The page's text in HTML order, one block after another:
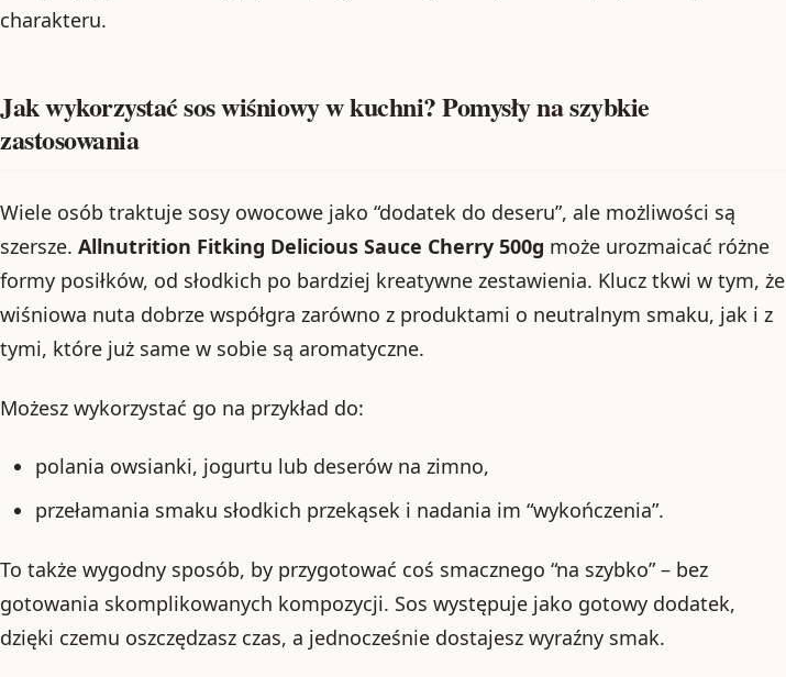
charakteru.
Jak wykorzystać sos wiśniowy w kuchni? Pomysły na szybkie
zastosowania
Wiele osób traktuje sosy owocowe jako “dodatek do deseru”, ale możliwości są
szersze. Allnutrition Fitking Delicious Sauce Cherry 500g może urozmaicać różne
formy posiłków, od słodkich po bardziej kreatywne zestawienia. Klucz tkwi w tym, że
wiśniowa nuta dobrze współgra zarówno z produktami o neutralnym smaku, jak i z
tymi, które już same w sobie są aromatyczne.
Możesz wykorzystać go na przykład do:
polania owsianki, jogurtu lub deserów na zimno,
przełamania smaku słodkich przekąsek i nadania im “wykończenia”.
To także wygodny sposób, by przygotować coś smacznego “na szybko” – bez
gotowania skomplikowanych kompozycji. Sos występuje jako gotowy dodatek,
dzięki czemu oszczędzasz czas, a jednocześnie dostajesz wyraźny smak.